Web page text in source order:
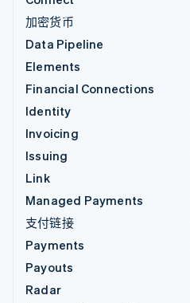
加密货币
Data Pipeline
Elements
Financial Connections
Identity
Invoicing
Issuing
Link
Managed Payments
支付链接
Payments
Payouts
Radar